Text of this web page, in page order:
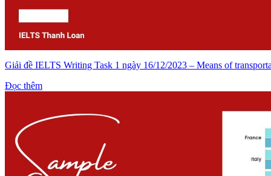
Giải đề IELTS Writing Task 1 ngày 16/12/2023 – Means of
Đọc thêm